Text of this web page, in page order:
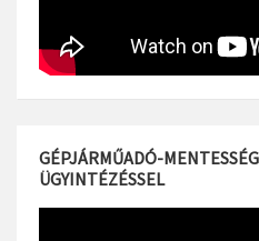
GÉPJÁRMŰADÓ-
ÜGYINTÉZÉSSEL